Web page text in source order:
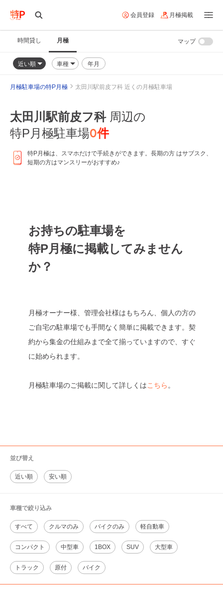
会員登録 月極掲載
時間貸し 月極
近い順 車種 年月
マップ
月極駐車場の特P月極 太田川駅前皮フ科 近くの月極駐車場
太田川駅前皮フ科周辺の
特P月極駐車場0件
特P月極は、スマホだけで手続きができます。長期の方 はサブスク、
短期の方はマンスリーがおすすめ♪
お持ちの駐車場を
特P月極に掲載してみません
か？
月極オーナー様、管理会社様はもちろん、個人の方の
ご自宅の駐車場でも手間なく簡単に掲載できます。契
約から集金の仕組みまで全て揃っていますので、すぐ
に始められます。
月極駐車場のご掲載に関して詳しくはこちら 。
並び替え
近い順 安い順
車種で絞り込み
すべて クルマのみ バイクのみ 軽自動車
コンパクト 中型車 1BOX SUV 大型車
トラック 原付 バイク